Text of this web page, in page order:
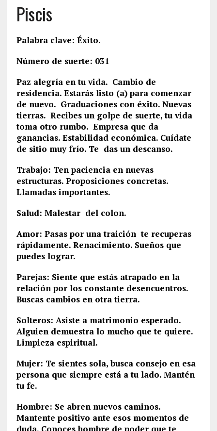
Piscis
Palabra clave: Éxito.
Número de suerte: 031
Paz alegría en tu vida. Cambio de
residencia. Estarás listo (a) para comenzar
de nuevo. Graduaciones con éxito. Nuevas
tierras. Recibes un golpe de suerte, tu vida
toma otro rumbo. Empresa que da
ganancias. Estabilidad económica. Cuídate
de sitio muy frío. Te das un descanso.
Trabajo: Ten paciencia en nuevas
estructuras. Proposiciones concretas.
Llamadas importantes.
Salud: Malestar del colon.
Amor: Pasas por una traición te recuperas
rápidamente. Renacimiento. Sueños que
puedes lograr.
Parejas: Siente que estás atrapado en la
relación por los constante desencuentros.
Buscas cambios en otra tierra.
Solteros: Asiste a matrimonio esperado.
Alguien demuestra lo mucho que te quiere.
Limpieza espiritual.
Mujer: Te sientes sola, busca consejo en esa
persona que siempre está a tu lado. Mantén
tu fe.
Hombre: Se abren nuevos caminos.
Mantente positivo ante esos momentos de